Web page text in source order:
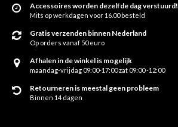
Accessoires worden dezelfde dag verstuurd!
Mits op werkdagen voor 16.00 besteld
Gratis verzenden binnen Nederland
Op orders vanaf 50 euro
Afhalen in de winkel is mogelijk
maandag-vrijdag 09:00-17:00 zat 09:00 -12:00
Retourneren is meestal geen probleem
Binnen 14 dagen